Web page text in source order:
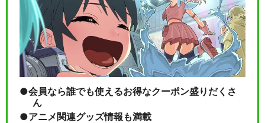
会員なら誰でも使えるお得なクーポン盛りだくさ
ん
アニメ関連グッズ情報も満載